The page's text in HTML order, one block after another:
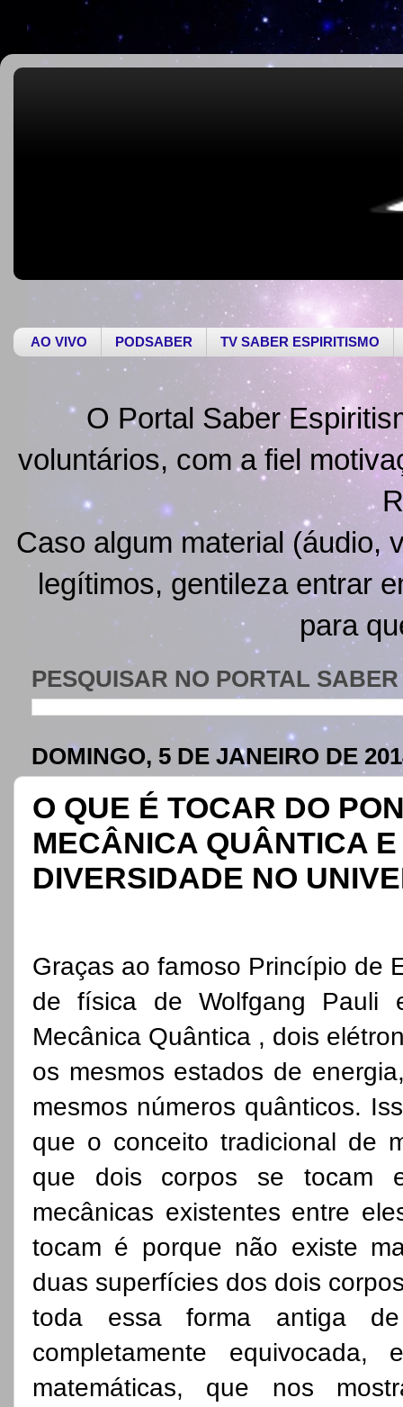
AO VIVO PODSABER TV SABER ESPIRITISMO
O Portal Saber
voluntários, com a fiel
Caso algum material (áudio,
legítimos, gentileza entrar
para
PESQUISAR NO PORTAL
DOMINGO, 5 DE JANEIRO DE
O QUE É TOCAR DO
MECÂNICA QUÂNTICA
DIVERSIDADE NO
Graças ao famoso Princípio de
de física de Wolfgang Pauli
Mecânica Quântica , dois
os mesmos estados de
mesmos números quânticos.
que o conceito tradicional de
que dois corpos se tocam
mecânicas existentes entre
tocam é porque não existe
duas superfícies dos dois
toda essa forma antiga
completamente
matemáticas, que nos